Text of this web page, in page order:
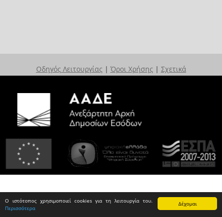
Δέχομαι
Ο ιστότοπος χρησιμοποιεί cookies για τη λειτουργία του.
Περισσότερα
Οδηγός Λειτουργίας | Όροι Χρήσης | Σχετικά